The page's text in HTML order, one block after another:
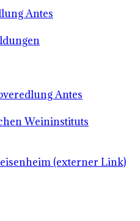
Antes
Antes
Weininstituts
(externer Link)